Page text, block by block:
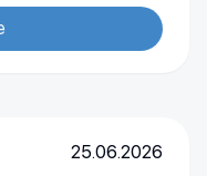
происходит
владелец
25.06.2026